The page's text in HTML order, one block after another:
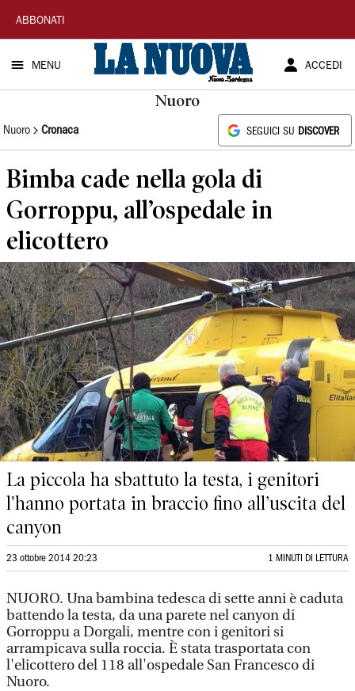
La
Nuova
Sardegna
ABBONATI
MENU ACCEDI
Nuoro
Nuoro Cronaca SEGUICI SU DISCOVER
Bimba cade nella gola di
Gorroppu, all’ospedale in
elicottero
La piccola ha sbattuto la testa, i genitori
l'hanno portata in braccio fino all’uscita del
canyon
23 ottobre 2014 20:23 1 MINUTI DI LETTURA
NUORO. Una bambina tedesca di sette anni è caduta
battendo la testa, da una parete nel canyon di
Gorroppu a Dorgali, mentre con i genitori si
arrampicava sulla roccia. È stata trasportata con
l'elicottero del 118 all'ospedale San Francesco di
Nuoro.